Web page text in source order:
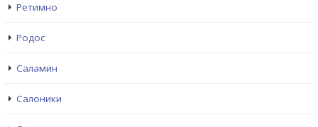
Ретимно
Родос
Саламин
Салоники